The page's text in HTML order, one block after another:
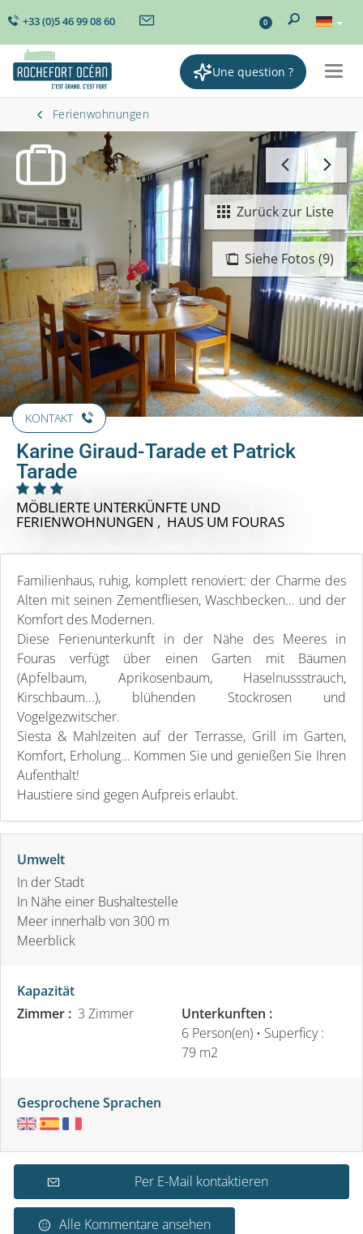
+33 (0)5 46 99 08 60 0
Une question ?
Ferienwohnungen
Siehe Fotos (9)
Zurück zur Liste
KONTAKT
Karine Giraud-Tarade et Patrick
Tarade
MÖBLIERTE UNTERKÜNFTE UND
FERIENWOHNUNGEN , HAUS UM FOURAS
Familienhaus, ruhig, komplett renoviert: der Charme des
Alten mit seinen Zementfliesen, Waschbecken... und der
Komfort des Modernen.
Diese Ferienunterkunft in der Nähe des Meeres in
Fouras verfügt über einen Garten mit Bäumen
(Apfelbaum, Aprikosenbaum, Haselnussstrauch,
Kirschbaum...), blühenden Stockrosen und
Vogelgezwitscher.
Siesta & Mahlzeiten auf der Terrasse, Grill im Garten,
Komfort, Erholung... Kommen Sie und genießen Sie Ihren
Aufenthalt!
Haustiere sind gegen Aufpreis erlaubt.
Umwelt
In der Stadt
In Nähe einer Bushaltestelle
Meer innerhalb von 300 m
Meerblick
Kapazität
Zimmer : 3 Zimmer
Unterkunften :
6 Person(en) • Superficy :
79 m2
Gesprochene Sprachen
Per E-Mail kontaktieren
Alle Kommentare ansehen